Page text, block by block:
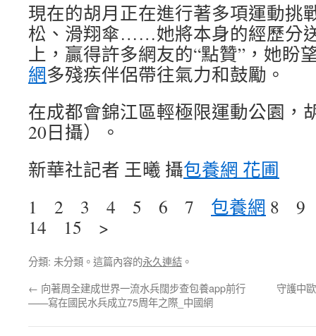
現在的胡月正在進行著多項運動挑
松、滑翔傘……她將本身的經歷分
上，贏得許多網友的“點贊”，她盼
網多殘疾伴侶帶往氣力和鼓勵。
在成都會錦江區輕極限運動公園，
20日攝）。
新華社記者 王曦 攝包養網 花圃
1 2 3 4 5 6 7 包養網 8 9
14 15 >
分類: 未分類。這篇內容的永久連結 。
← 向著周全建成世界一流水兵闊步查包養app前行
——寫在國民水兵成立75周年之際_中國網
守護中